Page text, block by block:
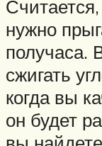
нужно
получаса.
сжигать
когда вы
он будет